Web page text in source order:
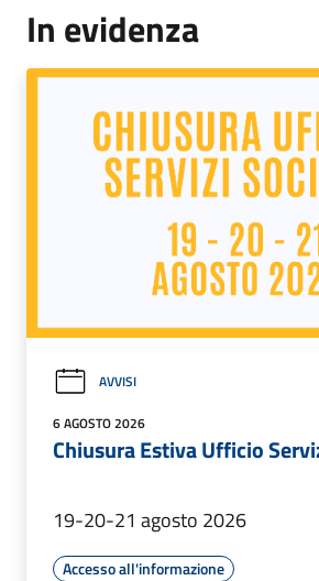
In evidenza
AVVISI
6 AGOSTO 2026
Chiusura Estiva Ufficio
19-20-21 agosto 2026
Accesso all'informazione